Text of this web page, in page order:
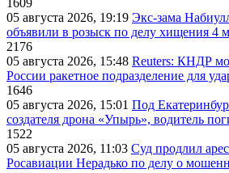
1609
05 августа 2026, 19:19 Экс-зама
объявили в розыск по делу хищения 4
2176
05 августа 2026, 15:48 Reuters: КНДР
России ракетное подразделение для
1646
05 августа 2026, 15:01 Под
создателя дрона «Упырь», водитель
1522
05 августа 2026, 11:03 Суд продлил
Росавиации Нерадько по делу о